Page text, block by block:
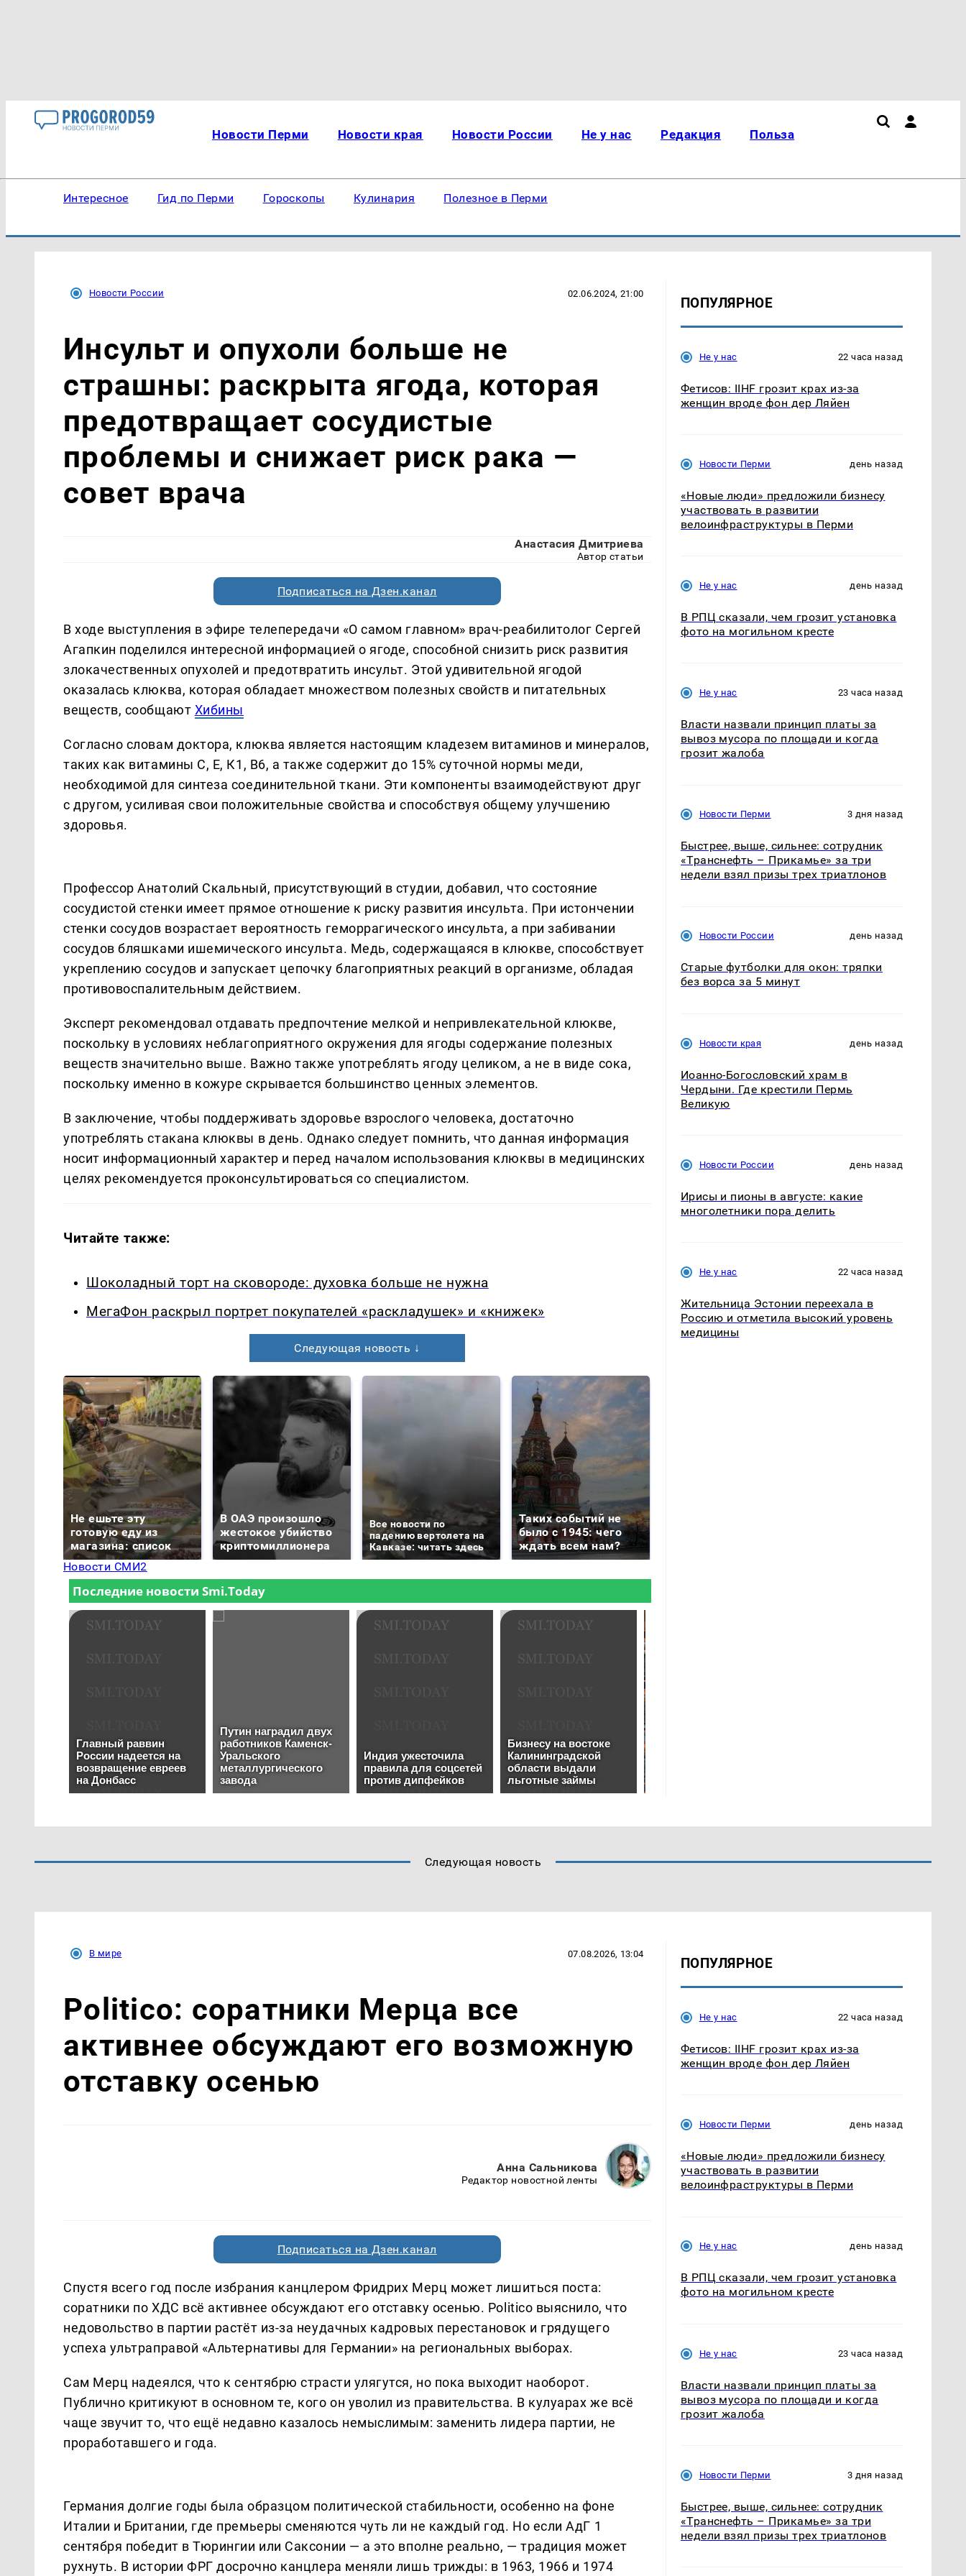
Новости Перми Новости края Новости России Не у нас Редакция Польза
Интересное Гид по Перми Гороскопы Кулинария Полезное в Перми
Новости России 02.06.2024, 21:00
Инсульт и опухоли больше не
страшны: раскрыта ягода, которая
предотвращает сосудистые
проблемы и снижает риск рака —
совет врача
Анастасия Дмитриева
Автор статьи
Подписаться на Дзен.канал
В ходе выступления в эфире телепередачи «О самом главном» врач-реабилитолог Сергей
Агапкин поделился интересной информацией о ягоде, способной снизить риск развития
злокачественных опухолей и предотвратить инсульт. Этой удивительной ягодой
оказалась клюква, которая обладает множеством полезных свойств и питательных
веществ, сообщают Хибины
Согласно словам доктора, клюква является настоящим кладезем витаминов и минералов,
таких как витамины C, E, К1, В6, а также содержит до 15% суточной нормы меди,
необходимой для синтеза соединительной ткани. Эти компоненты взаимодействуют друг
с другом, усиливая свои положительные свойства и способствуя общему улучшению
здоровья.
Профессор Анатолий Скальный, присутствующий в студии, добавил, что состояние
сосудистой стенки имеет прямое отношение к риску развития инсульта. При истончении
стенки сосудов возрастает вероятность геморрагического инсульта, а при забивании
сосудов бляшками ишемического инсульта. Медь, содержащаяся в клюкве, способствует
укреплению сосудов и запускает цепочку благоприятных реакций в организме, обладая
противовоспалительным действием.
Эксперт рекомендовал отдавать предпочтение мелкой и непривлекательной клюкве,
поскольку в условиях неблагоприятного окружения для ягоды содержание полезных
веществ значительно выше. Важно также употреблять ягоду целиком, а не в виде сока,
поскольку именно в кожуре скрывается большинство ценных элементов.
В заключение, чтобы поддерживать здоровье взрослого человека, достаточно
употреблять стакана клюквы в день. Однако следует помнить, что данная информация
носит информационный характер и перед началом использования клюквы в медицинских
целях рекомендуется проконсультироваться со специалистом.
Читайте также:
Шоколадный торт на сковороде: духовка больше не нужна
МегаФон раскрыл портрет покупателей «раскладушек» и «книжек»
Следующая новость ↓
Не ешьте эту
готовую еду из
магазина: список
В ОАЭ произошло
жестокое убийство
криптомиллионера
Все новости по
падению вертолета на
Кавказе: читать здесь
Таких событий не
было с 1945: чего
ждать всем нам?
Новости СМИ2
ПОПУЛЯРНОЕ
Не у нас 22 часа назад
Фетисов: IIHF грозит крах из-за
женщин вроде фон дер Ляйен
Новости Перми день назад
«Новые люди» предложили бизнесу
участвовать в развитии
велоинфраструктуры в Перми
Не у нас день назад
В РПЦ сказали, чем грозит установка
фото на могильном кресте
Не у нас 23 часа назад
Власти назвали принцип платы за
вывоз мусора по площади и когда
грозит жалоба
Новости Перми 3 дня назад
Быстрее, выше, сильнее: сотрудник
«Транснефть – Прикамье» за три
недели взял призы трех триатлонов
Новости России день назад
Старые футболки для окон: тряпки
без ворса за 5 минут
Новости края день назад
Иоанно-Богословский храм в
Чердыни. Где крестили Пермь
Великую
Новости России день назад
Ирисы и пионы в августе: какие
многолетники пора делить
Не у нас 22 часа назад
Жительница Эстонии переехала в
Россию и отметила высокий уровень
медицины
Следующая новость
В мире 07.08.2026, 13:04
Politico: соратники Мерца все
активнее обсуждают его возможную
отставку осенью
Анна Сальникова
Редактор новостной ленты
Подписаться на Дзен.канал
Спустя всего год после избрания канцлером Фридрих Мерц может лишиться поста:
соратники по ХДС всё активнее обсуждают его отставку осенью. Politico выяснило, что
недовольство в партии растёт из-за неудачных кадровых перестановок и грядущего
успеха ультраправой «Альтернативы для Германии» на региональных выборах.
Сам Мерц надеялся, что к сентябрю страсти улягутся, но пока выходит наоборот.
Публично критикуют в основном те, кого он уволил из правительства. В кулуарах же всё
чаще звучит то, что ещё недавно казалось немыслимым: заменить лидера партии, не
проработавшего и года.
Германия долгие годы была образцом политической стабильности, особенно на фоне
Италии и Британии, где премьеры сменяются чуть ли не каждый год. Но если АдГ 1
сентября победит в Тюрингии или Саксонии — а это вполне реально, — традиция может
рухнуть. В истории ФРГ досрочно канцлера меняли лишь трижды: в 1963, 1966 и 1974
ПОПУЛЯРНОЕ
Не у нас 22 часа назад
Фетисов: IIHF грозит крах из-за
женщин вроде фон дер Ляйен
Новости Перми день назад
«Новые люди» предложили бизнесу
участвовать в развитии
велоинфраструктуры в Перми
Не у нас день назад
В РПЦ сказали, чем грозит установка
фото на могильном кресте
Не у нас 23 часа назад
Власти назвали принцип платы за
вывоз мусора по площади и когда
грозит жалоба
Новости Перми 3 дня назад
Быстрее, выше, сильнее: сотрудник
«Транснефть – Прикамье» за три
недели взял призы трех триатлонов